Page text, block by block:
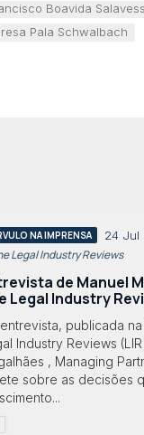
Boavida
Pala Schwalbach
NA IMPRENSA 24 Jul
Legal Industry Reviews
de Manuel
Legal Industry
entrevista, publicada
Industry Reviews
, Managing
sobre as decisões